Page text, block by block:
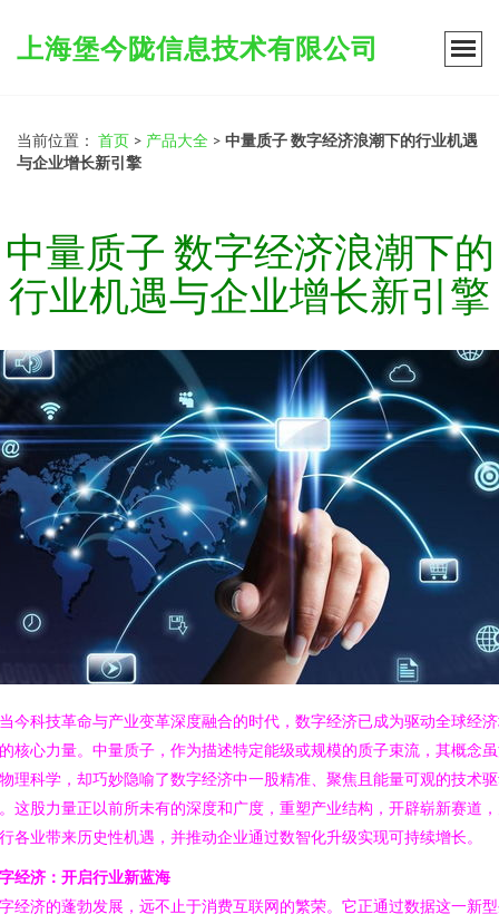
上海堡今陇信息技术有限公司
当前位置： 首页 > 产品大全 > 中量质子 数字经济浪潮下的行业机遇
与企业增长新引擎
中量质子 数字经济浪潮下的
行业机遇与企业增长新引擎
今科技革命与产业变革深度融合的时代，数字经济已成为驱动全球经
核心力量。中量质子，作为描述特定能级或规模的质子束流，其概念
理科学，却巧妙隐喻了数字经济中一股精准、聚焦且能量可观的技术
这股力量正以前所未有的深度和广度，重塑产业结构，开辟崭新赛道
各业带来历史性机遇，并推动企业通过数智化升级实现可持续增长。
经济：开启行业新蓝海
经济的蓬勃发展，远不止于消费互联网的繁荣。它正通过数据这一新